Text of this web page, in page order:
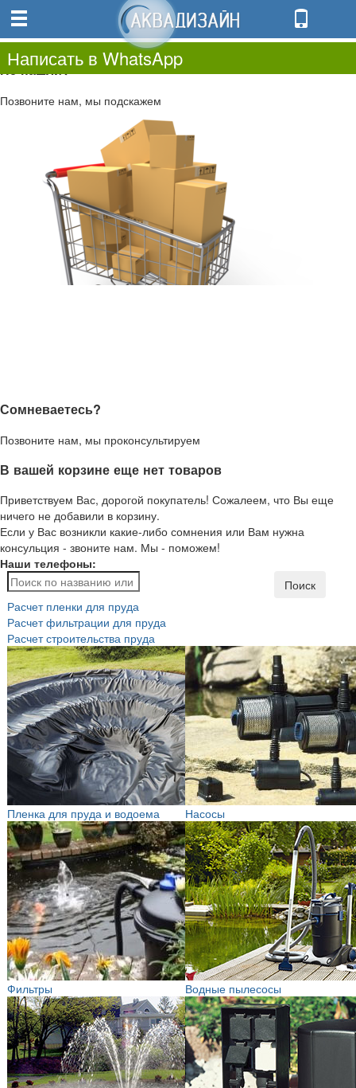
0.00
0
Не нашли?
Позвоните нам, мы подскажем
Сомневаетесь?
Позвоните нам, мы проконсультируем
В вашей корзине еще нет товаров
Приветствуем Вас, дорогой покупатель! Сожалеем, что Вы еще
ничего не добавили в корзину.
Если у Вас возникли какие-либо сомнения или Вам нужна
консульция - звоните нам. Мы - поможем!
Наши телефоны:
Написать в WhatsApp
Поиск
Расчет пленки для пруда
Расчет фильтрации для пруда
Расчет строительства пруда
Пленка для пруда и водоема Насосы
Фильтры Водные пылесосы